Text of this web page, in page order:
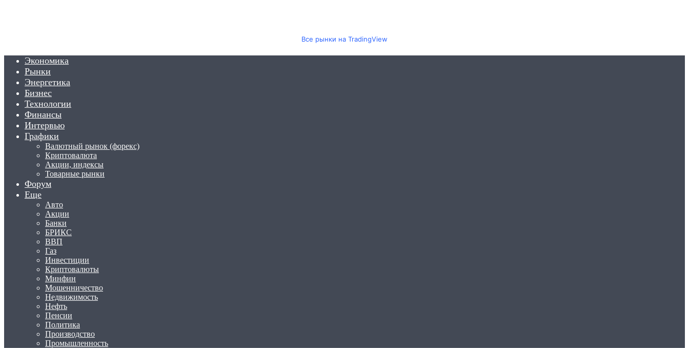
Все рынки на TradingView
Экономика
Рынки
Энергетика
Бизнес
Технологии
Финансы
Интервью
Графики
Валютный рынок (форекс)
Криптовалюта
Акции, индексы
Товарные рынки
Форум
Еще
Авто
Акции
Банки
БРИКС
ВВП
Газ
Инвестиции
Криптовалюты
Минфин
Мошенничество
Недвижимость
Нефть
Пенсии
Политика
Производство
Промышленность